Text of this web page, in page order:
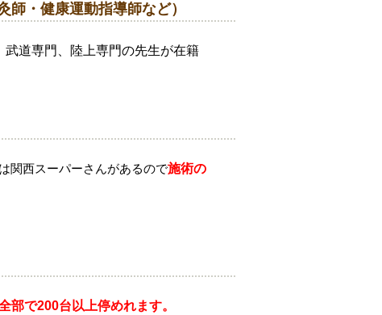
・健康運動指導師など）
道専門、陸上専門の先生が在籍
関西スーパーさんがあるので施術の
部で200台以上停めれます。